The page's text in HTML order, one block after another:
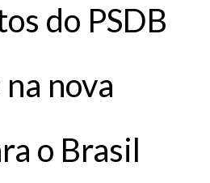
do PSDB
nova
o Brasil